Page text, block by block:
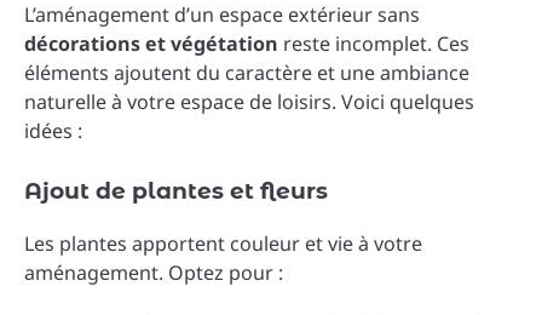
L’aménagement d’un espace extérieur sans
décorations et végétation reste incomplet. Ces
éléments ajoutent du caractère et une ambiance
naturelle à votre espace de loisirs. Voici quelques
idées :
Ajout de plantes et fleurs
Les plantes apportent couleur et vie à votre
aménagement. Optez pour :